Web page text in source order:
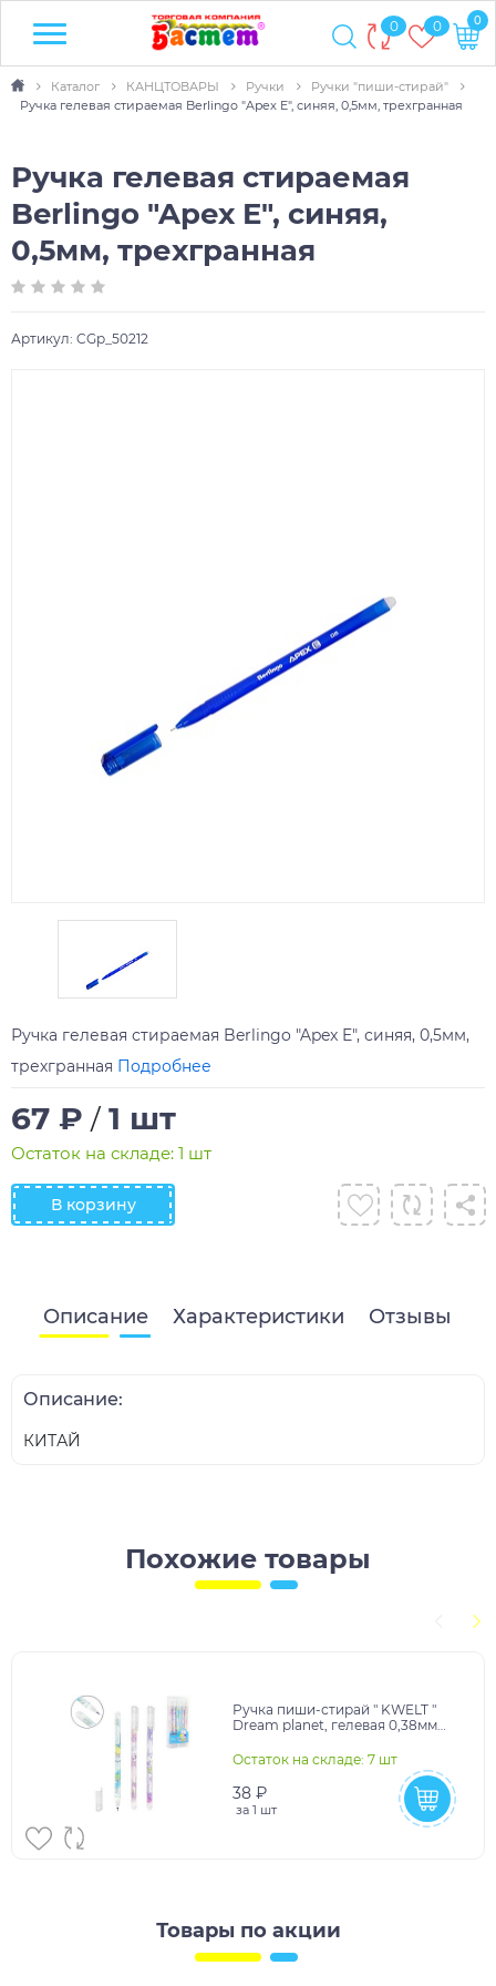
0 0 0
Каталог КАНЦТОВАРЫ Ручки
Ручки "пиши-стирай"
Ручка гелевая стираемая Berlingo "Apex E", синяя, 0,5мм, трехгранная
Ручка гелевая стираемая
Berlingo "Apex E", синяя,
0,5мм, трехгранная
Артикул: CGp_50212
Ручка гелевая стираемая Berlingo "Apex E", синяя, 0,5мм,
трехгранная Подробнее
67 ₽ / 1 шт
Остаток на складе: 1 шт
В корзину
Описание Характеристики Отзывы
Описание:
КИТАЙ
Похожие товары
Ручка пиши-стирай " KWELT "
Dream planet, гелевая 0,38мм
ассорти 3 ди
Остаток на складе: 7 шт
38 ₽
за 1 шт
Товары по акции